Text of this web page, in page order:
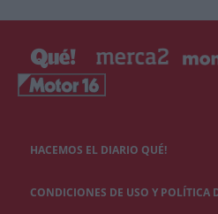
HACEMOS EL DIARIO QUÉ!
CONDICIONES DE USO Y POLÍTICA